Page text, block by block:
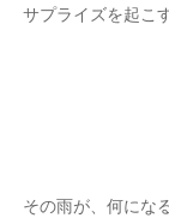
サプライズを起こ
その雨が、何にな